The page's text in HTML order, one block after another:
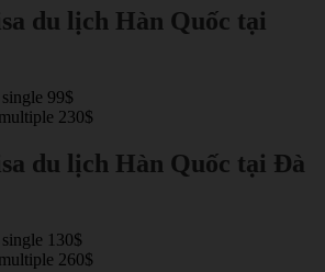
du lịch Hàn Quốc tại
99$
230$
du lịch Hàn Quốc tại Đà
130$
260$